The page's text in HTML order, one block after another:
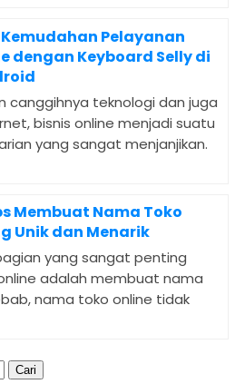
Pelayanan
dengan Keyboard Selly di
canggihnya teknologi dan juga
bisnis online menjadi suatu
yang sangat menjanjikan.
Membuat Nama Toko
Unik dan Menarik
yang sangat penting
adalah membuat nama
nama toko online tidak